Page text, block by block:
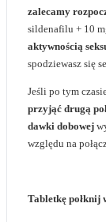
zalecamy
sildenafilu + 10
aktywnością
spodziewasz się
Jeśli po tym
przyjąć drugą
dawki dobowej
względu na
Tabletkę połknij